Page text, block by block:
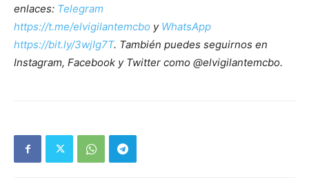
enlaces: Telegram
https://t.me/elvigilantemcbo y WhatsApp
https://bit.ly/3wjIg7T. También puedes seguirnos en
Instagram, Facebook y Twitter como @elvigilantemcbo.